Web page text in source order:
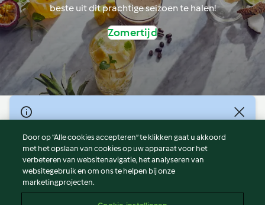
beste uit dit prachtige seizoen te halen!
Zomertijd
© Copyright 2026
Gebruiksvoorwaarden
Privacybeleid
Disclaimer
Colofon
Door op “Alle cookies accepteren” te klikken gaat u akkoord
met het opslaan van cookies op uw apparaat voor het
verbeteren van websitenavigatie, het analyseren van
websitegebruik en om ons te helpen bij onze
marketingprojecten.